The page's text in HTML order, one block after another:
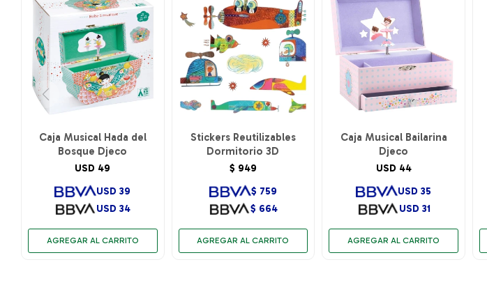
Caja Musical Hada del
Bosque Djeco
USD 49
USD 34
USD 39
Stickers Reutilizables
Dormitorio 3D
$ 949
$ 664
$ 759
Caja Musical Bailarina
Djeco
USD 44
USD 31
USD 35